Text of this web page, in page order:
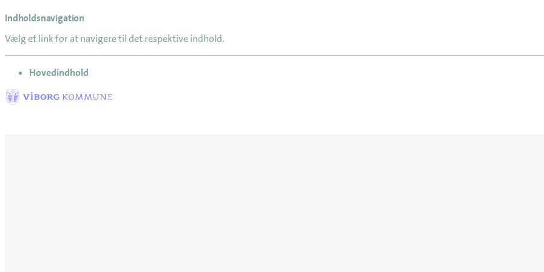
Indholdsnavigation
Vælg et link for at navigere til det respektive indhold.
gå til
Hovedindhold